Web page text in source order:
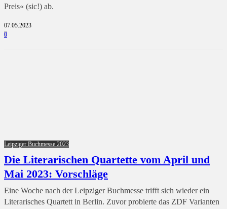
Preis« (sic!) ab.
07.05.2023
0
Leipziger Buchmesse 2023
Die Literarischen Quartette vom April und
Mai 2023: Vorschläge
Eine Woche nach der Leipziger Buchmesse trifft sich wieder ein
Literarisches Quartett in Berlin. Zuvor probierte das ZDF Varianten